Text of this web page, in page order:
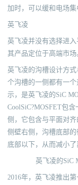
加时，可以缓和电场集
英飞凌
英飞凌并没有选择进入
其产品定位于高端市场
英飞凌的沟槽设计方
个沟槽的一侧都有一
示，是英飞凌的SiC
CoolSiC?MOSFET包
侧，它包含与平面对
侧壁右侧，沟槽底部
底部以下，从而减小
英飞凌的SiC
2016年，英飞凌推出